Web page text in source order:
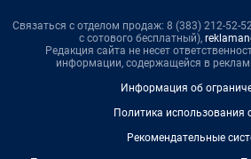
Связаться с отделом продаж: 8 (383) 212-52-
с сотового бесплатный),
Редакция сайта не несет
информации, содержащейся в
Информация об
Политика использования
Рекомендательные